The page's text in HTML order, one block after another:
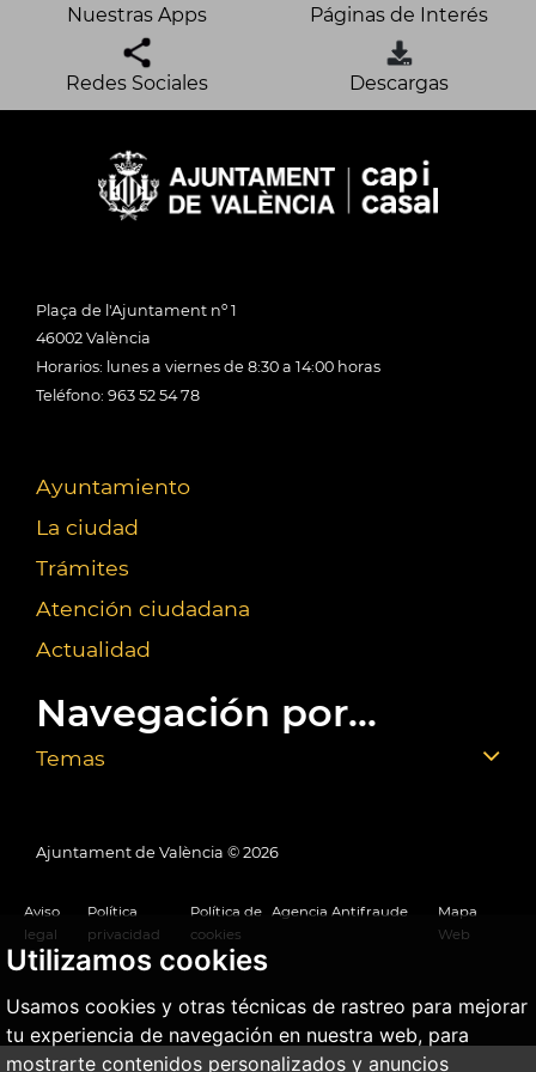
Utilizamos cookies
Usamos cookies y otras técnicas de rastreo para mejorar
tu experiencia de navegación en nuestra web, para
mostrarte contenidos personalizados y anuncios
Nuestras Apps Páginas de Interés
Redes Sociales Descargas
Plaça de l'Ajuntament nº 1
46002 València
Horarios: lunes a viernes de 8:30 a 14:00 horas
Teléfono: 963 52 54 78
Ayuntamiento
La ciudad
Trámites
Atención ciudadana
Actualidad
Navegación por...
Temas
Ajuntament de València © 2026
Aviso
legal
Política
privacidad
Política de
cookies
Agencia Antifraude
Mapa
Web